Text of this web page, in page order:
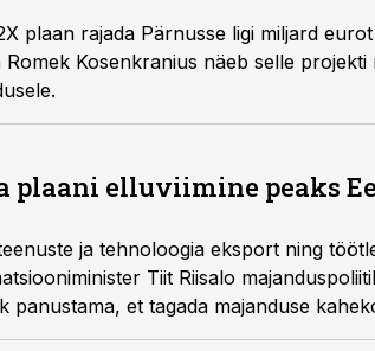
plaan rajada Pärnusse ligi miljard
Kosenkranius näeb selle
elluviimine peaks
ja tehnoloogia eksport ning
Tiit Riisalo
panustama, et tagada majanduse